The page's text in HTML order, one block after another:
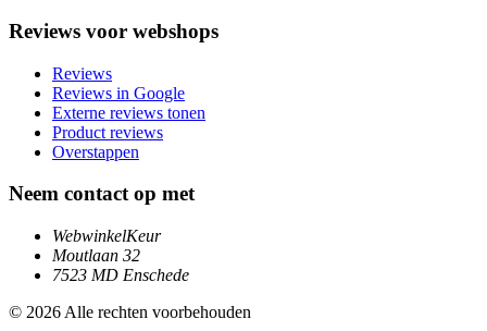
Reviews voor webshops
Reviews
Reviews in Google
Externe reviews tonen
Product reviews
Overstappen
Neem contact op met
WebwinkelKeur
Moutlaan 32
7523 MD Enschede
© 2026 Alle rechten voorbehouden